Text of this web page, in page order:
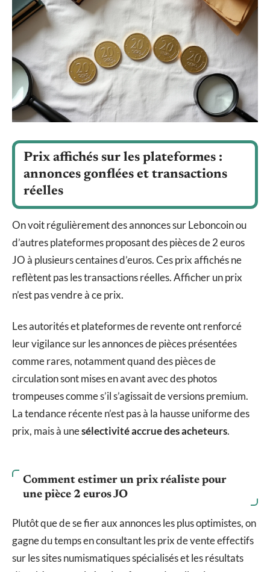
Prix affichés sur les plateformes :
annonces gonflées et transactions
réelles
On voit régulièrement des annonces sur Leboncoin ou
d’autres plateformes proposant des pièces de 2 euros
JO à plusieurs centaines d’euros. Ces prix affichés ne
reflètent pas les transactions réelles. Afficher un prix
n’est pas vendre à ce prix.
Les autorités et plateformes de revente ont renforcé
leur vigilance sur les annonces de pièces présentées
comme rares, notamment quand des pièces de
circulation sont mises en avant avec des photos
trompeuses comme s’il s’agissait de versions premium.
La tendance récente n’est pas à la hausse uniforme des
prix, mais à unesélectivité accrue des acheteurs.
Comment estimer un prix réaliste pour
une pièce 2 euros JO
Plutôt que de se fier aux annonces les plus optimistes, on
gagne du temps en consultant les prix de vente effectifs
sur les sites numismatiques spécialisés et les résultats